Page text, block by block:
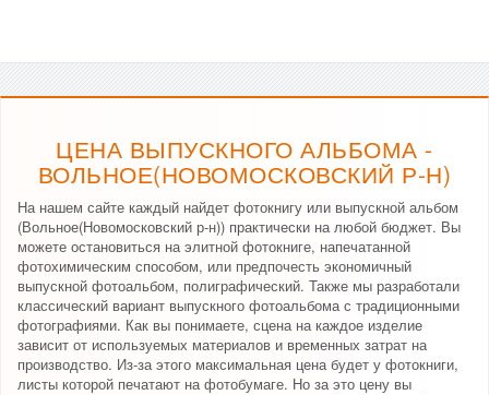
ЦЕНА ВЫПУСКНОГО АЛЬБОМА -
ВОЛЬНОЕ(НОВОМОСКОВСКИЙ Р-Н)
На нашем сайте каждый найдет фотокнигу или выпускной альбом
(Вольное(Новомосковский р-н)) практически на любой бюджет. Вы
можете остановиться на элитной фотокниге, напечатанной
фотохимическим способом, или предпочесть экономичный
выпускной фотоальбом, полиграфический. Также мы разработали
классический вариант выпускного фотоальбома с традиционными
фотографиями. Как вы понимаете, сцена на каждое изделие
зависит от используемых материалов и временных затрат на
производство. Из-за этого максимальная цена будет у фотокниги,
листы которой печатают на фотобумаге. Но за это цену вы